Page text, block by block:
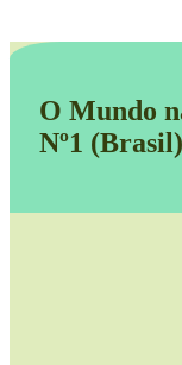
O Mundo
Nº1 (Brasil)